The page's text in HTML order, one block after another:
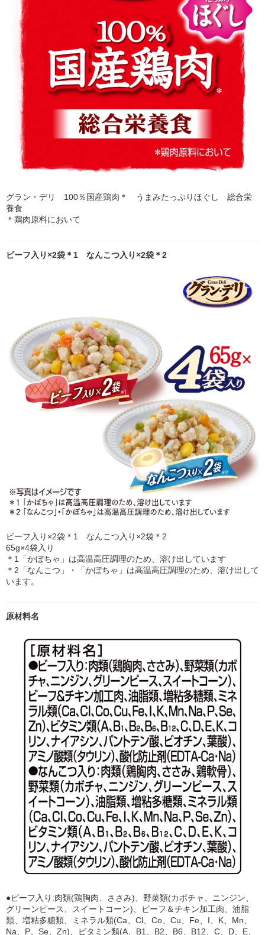
グラン・デリ 100％国産鶏肉＊ うまみたっぷりほぐし 総合栄
養食
＊鶏肉原料において
ビーフ入り×2袋＊1 なんこつ入り×2袋＊2
ビーフ入り×2袋＊1 なんこつ入り×2袋＊2
65g×4袋入り
＊1「かぼちゃ」は高温高圧調理のため、溶け出しています
＊2「なんこつ」・「かぼちゃ」は高温高圧調理のため、溶け出して
います。
原材料名
●ビーフ入り:肉類(鶏胸肉、ささみ)、野菜類(カボチャ、ニンジン、
グリーンピース、スイートコーン)、ビーフ＆チキン加工肉、油脂
類、増粘多糖類、ミネラル類(Ca、Cl、Co、Cu、Fe、I、K、Mn、
Na、P、Se、Zn)、ビタミン類(A、B1、B2、B6、B12、C、D、E、